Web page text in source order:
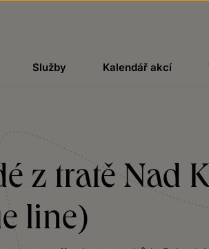
Služby Kalendář akcí
z tratě Nad
line)